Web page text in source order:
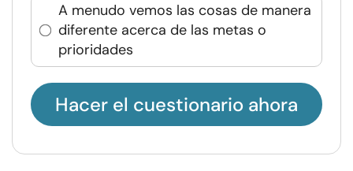
A menudo vemos las cosas de manera
diferente acerca de las metas o
prioridades
Hacer el cuestionario ahora